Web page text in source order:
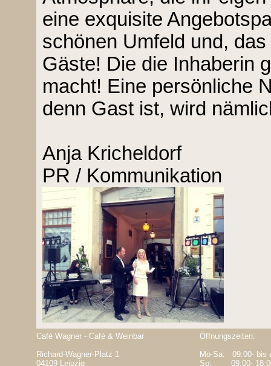
eine exquisite
schönen Umfeld und,
Gäste! Die die Inhaberin
macht! Eine persönliche
denn Gast ist, wird
Anja Kricheldorf
PR / Kommunikation
Café Wagner - Café & Weinbar
Richard-Wagner-Platz 1
04109 Leipzig
Öffnungszeiten:
Mo-Sa: 09:00- bis
So: 09:00-